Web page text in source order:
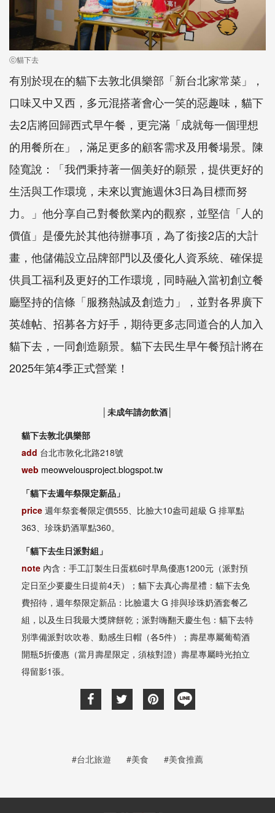
ⓒ貓下去
有別於現在的貓下去敦北俱樂部「新台北家常菜」，
口味又中又西，多元混搭著會心一笑的惡趣味，貓下
去2店將回歸西式早午餐，更完滿「成就每一個理想
的用餐所在」，滿足更多的顧客需求及用餐場景。陳
陸寬說：「我們秉持著一個美好的願景，提供更好的
生活與工作環境，未來以實施週休3日為目標而努
力。」他分享自己對餐飲業內的觀察，並堅信「人的
價值」是優先於其他待辦事項，為了銜接2店的大計
畫，他儲備設立品牌部門以及優化人資系統、確保提
供員工福利及更好的工作環境，同時融入當初創立餐
廳堅持的信條「服務熱誠及創造力」，並對各界廣下
英雄帖、招募各方好手，期待更多志同道合的人加入
貓下去，一同創造願景。貓下去民生早午餐預計將在
2025年第4季正式營業！
│未成年請勿飲酒│
貓下去敦北俱樂部
add 台北市敦化北路218號
web meowvelousproject.blogspot.tw
「貓下去週年祭限定新品」
price 週年祭套餐限定價555、比臉大10盎司超級 G 排單點
363、珍珠奶酒單點360。
「貓下去生日派對組」
note 內含：手工訂製生日蛋糕6吋早鳥優惠1200元（派對預
定日至少要慶生日提前4天）；貓下去真心壽星禮：貓下去免
費招待，週年祭限定新品：比臉還大 G 排與珍珠奶酒套餐乙
組，以及生日我最大獎牌餅乾；派對嗨翻天慶生包：貓下去特
別準備派對吹吹卷、動感生日帽（各5件）；壽星專屬葡萄酒
開瓶5折優惠（當月壽星限定，須核對證）壽星專屬時光拍立
得留影1張。
#台北旅遊 #美食 #美食推薦